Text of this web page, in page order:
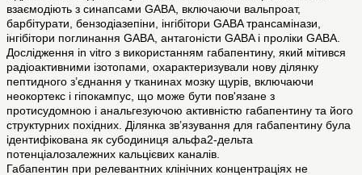
взаємодіють з синапсами GABA, включаючи вальпроат,
барбітурати, бензодіазепіни, інгібітори GABA трансамінази,
інгібітори поглинання GABA, антагоністи GABA і проліки GABA.
Дослідження in vitro з використанням габапентину, який мітився
радіоактивними ізотопами, охарактеризували нову ділянку
пептидного з’єднання у тканинах мозку щурів, включаючи
неокортекс і гіпокампус, що може бути пов'язане з
протисудомною і анальгезуючою активністю габапентину та його
структурних похідних. Ділянка зв’язування для габапентину була
ідентифікована як субодиниця альфа2-дельта
потенціалозалежних кальцієвих каналів.
Габапентин при релевантних клінічних концентраціях не